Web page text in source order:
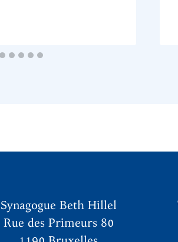
Synagogue Beth Hillel
Rue des Primeurs 80